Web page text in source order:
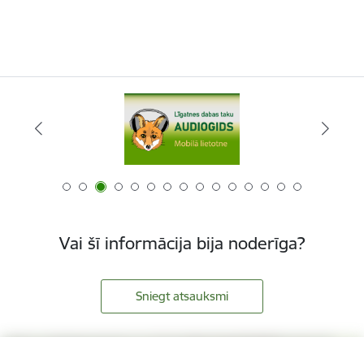
Vai šī informācija bija noderīga?
Sniegt atsauksmi